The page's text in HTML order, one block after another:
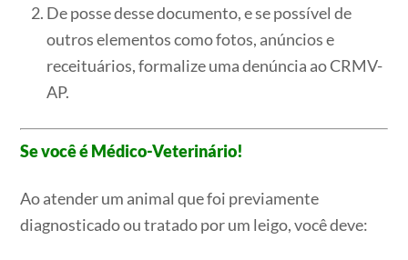
De posse desse documento, e se possível de
outros elementos como fotos, anúncios e
receituários, formalize uma denúncia ao CRMV-
AP.
Se você é Médico-Veterinário!
Ao atender um animal que foi previamente
diagnosticado ou tratado por um leigo, você deve: